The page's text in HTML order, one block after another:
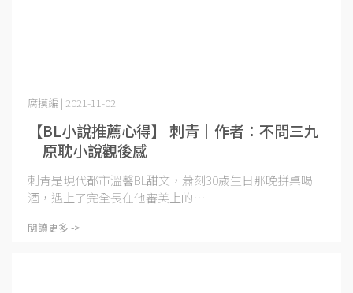
【BL小說推薦心得】 刺青｜作者：不問三九
｜原耽小說觀後感
腐摸編 | 2021-11-02
刺青是現代都市溫馨BL甜文，蕭刻30歲生日那晚拼桌喝
酒，遇上了完全長在他審美上的⋯
閱讀更多 ->